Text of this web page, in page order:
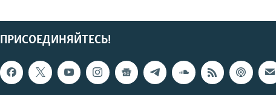
ПРИСОЕДИНЯЙТЕСЬ!